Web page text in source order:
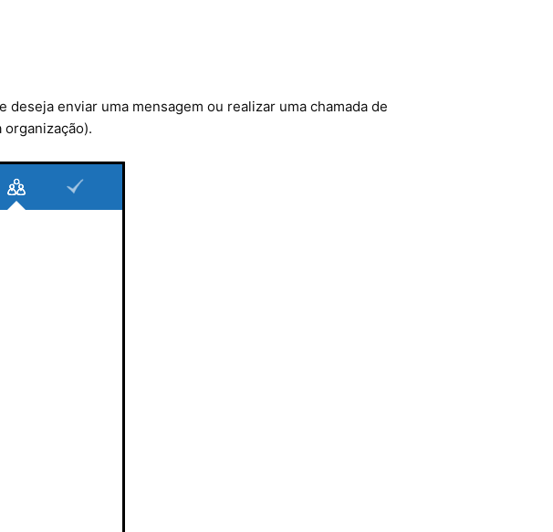
enviar uma mensagem ou realizar uma chamada de